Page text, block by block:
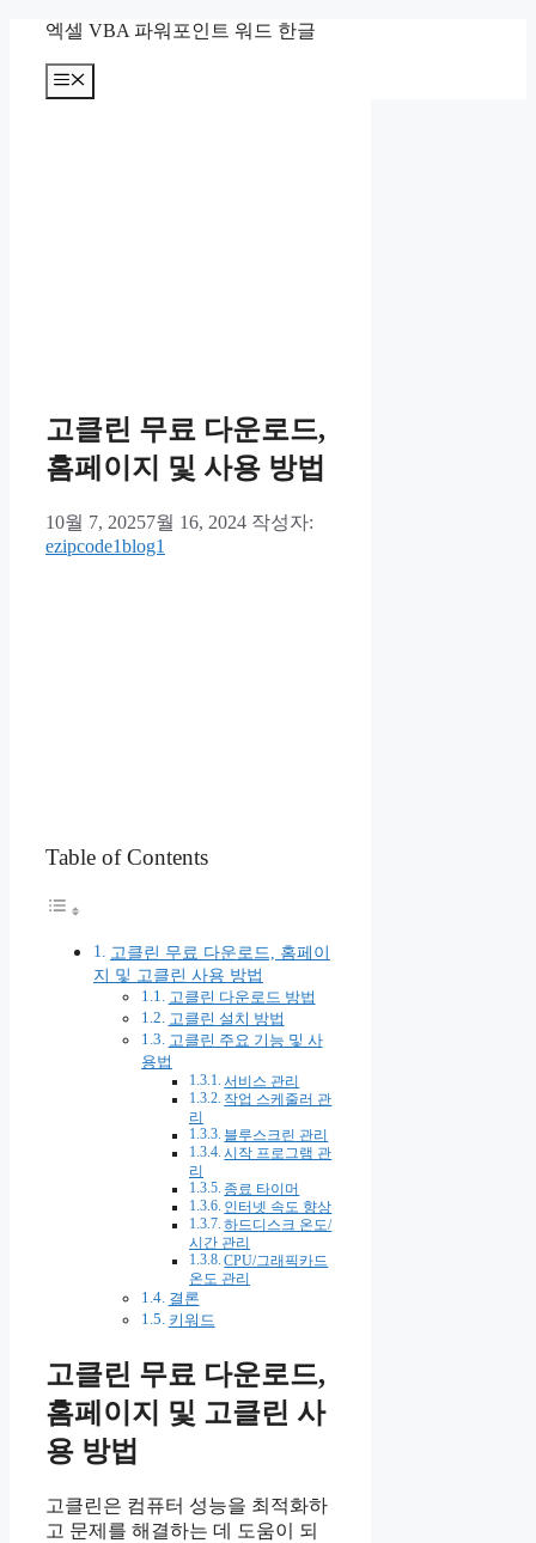
엑셀 VBA 파워포인트 워드 한글
메
뉴
고클린 무료 다운로드,
홈페이지 및 사용 방법
10월 7, 20257월 16, 2024 작성자:
ezipcode1blog1
Table of Contents
고클린 무료 다운로드, 홈페이
지 및 고클린 사용 방법
고클린 다운로드 방법
고클린 설치 방법
고클린 주요 기능 및 사
용법
서비스 관리
작업 스케줄러 관
리
블루스크린 관리
시작 프로그램 관
리
종료 타이머
인터넷 속도 향상
하드디스크 온도/
시간 관리
CPU/그래픽카드
온도 관리
결론
키워드
고클린 무료 다운로드,
홈페이지 및 고클린 사
용 방법
고클린은 컴퓨터 성능을 최적화하
고 문제를 해결하는 데 도움이 되